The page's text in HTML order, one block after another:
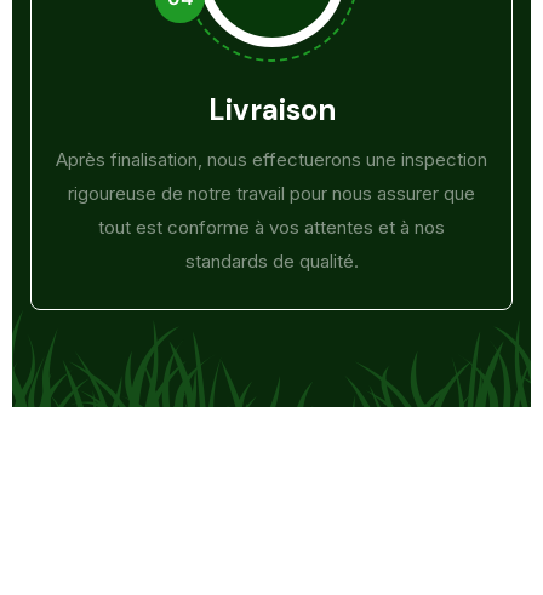
Livraison
Après finalisation, nous effectuerons une inspection
rigoureuse de notre travail pour nous assurer que
tout est conforme à vos attentes et à nos
standards de qualité.